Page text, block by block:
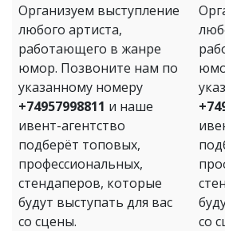
Организуем выступление
любого артиста,
работающего в жанре
юмор. Позвоните нам по
указанному номеру
+74957998811 и наше
ивент-агентство
подберёт топовых,
профессиональных,
стендаперов, которые
будут выступать для вас
со сцены.
со